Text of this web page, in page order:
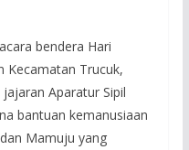
bendera Hari
Kecamatan Trucuk,
Aparatur Sipil
bantuan kemanusiaan
Mamuju yang